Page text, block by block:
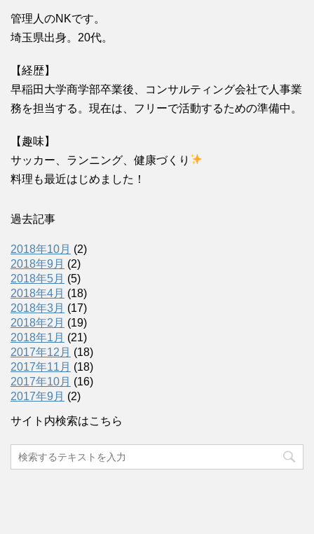
管理人のNKです。
埼玉県出身。20代。
【経歴】
早稲田大学商学部卒業後、コンサルティング会社で人事業
務を担当する。現在は、フリーで活動するための準備中。
【趣味】
サッカー、ランニング、健康づくり
料理も最近はじめました！
過去記事
2018年10月 (2)
2018年9月 (2)
2018年5月 (5)
2018年4月 (18)
2018年3月 (17)
2018年2月 (19)
2018年1月 (21)
2017年12月 (18)
2017年11月 (18)
2017年10月 (16)
2017年9月 (2)
サイト内検索はこちら